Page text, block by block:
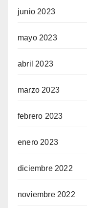
junio 2023
mayo 2023
abril 2023
marzo 2023
febrero 2023
enero 2023
diciembre 2022
noviembre 2022